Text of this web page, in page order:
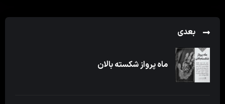
بعدی
ماه پرواز شکسته بالان